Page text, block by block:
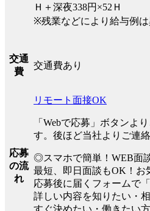
Ｈ＋深夜338円×52Ｈ
※残業などにより給与例は
交通
費
交通費あり
応募
の流
れ
リモート面接OK
「Webで応募」ボタンよ
す。後ほど当社よりご連
◎スマホで簡単！WEB面
最短、即日面談もOK！お
応募後に届くフォームで
詳しい内容を知りたい・
すぐ決めたい・働きたい